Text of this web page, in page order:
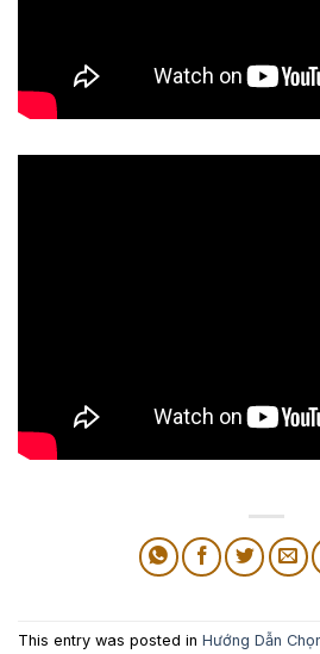
This entry was posted in Hướng Dẫn